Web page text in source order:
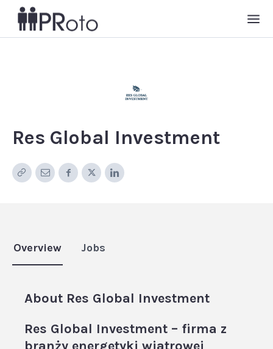
Res Global Investment
Overview Jobs
About Res Global Investment
Res Global Investment – firma z